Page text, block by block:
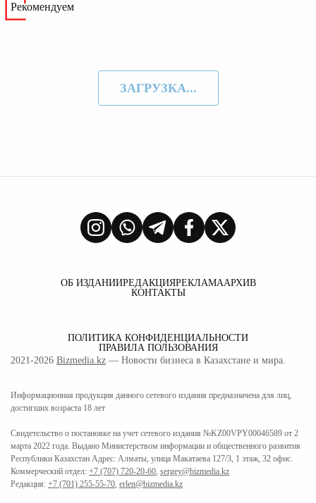
Рекомендуем
ЗАГРУЗКА...
ОБ ИЗДАНИИРЕДАКЦИЯРЕКЛАМААРХИВ
КОНТАКТЫ
ПОЛИТИКА КОНФИДЕНЦИАЛЬНОСТИ
ПРАВИЛА ПОЛЬЗОВАНИЯ
2021-2026 Bizmedia.kz — Новости бизнеса в Казахстане и мира.
Информационная продукция данного сетевого издания предназначена для лиц,
достигших возраста 18 лет
Свидетельство о постановке на учет сетевого издания №KZ00VPY00046589 от 2
марта 2022 года. Выдано Министерством информации и общественного развития
Республики Казахстан Адрес: Алматы, улица Макатаева 127/3, 1 этаж, 32 офис.
Коммерческий отдел: +7 (707) 720-20-60, sergey@bizmedia.kz
Редакция: +7 (701) 255-55-70, erlen@bizmedia.kz